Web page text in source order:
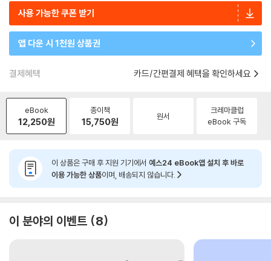
사용 가능한 쿠폰 받기
앱 다운 시 1천원 상품권
결제혜택 카드/간편결제 혜택을 확인하세요
eBook
12,250원
종이책
15,750원 원서
크레마클럽
eBook 구독
이 상품은 구매 후 지원 기기에서 예스24 eBook앱 설치 후 바로
이용 가능한 상품이며, 배송되지 않습니다.
이 분야의 이벤트 8